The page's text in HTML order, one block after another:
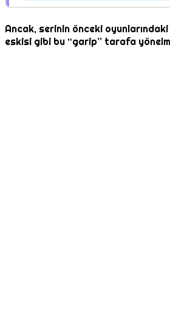
Ancak, serinin önceki
eskisi gibi bu “garip” tarafa